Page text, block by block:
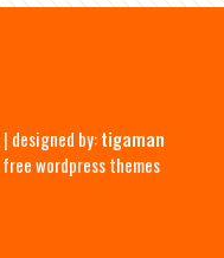
| designed by:tigaman
free wordpress themes